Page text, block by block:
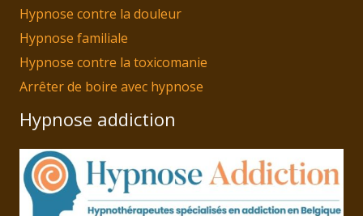
Hypnose contre la douleur
Hypnose familiale
Hypnose contre la toxicomanie
Arrêter de boire avec hypnose
Hypnose addiction